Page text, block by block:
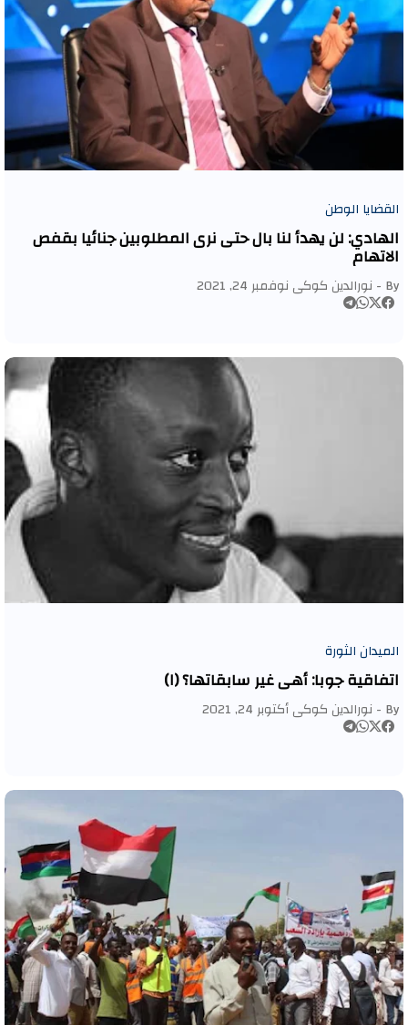
القضايا الوطن
الهادي: لن يهدأ لنا بال حتى نرى المطلوبين جنائيا بقفص
الاتهام
By - نورالدين كوكى نوفمبر 24, 2021
الميدان الثورة
اتفاقية جوبا: أهي غير سابقاتها؟ (١)
By - نورالدين كوكىأكتوبر 24, 2021